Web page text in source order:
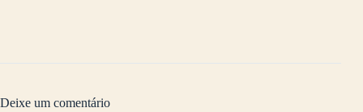
Deixe um comentário